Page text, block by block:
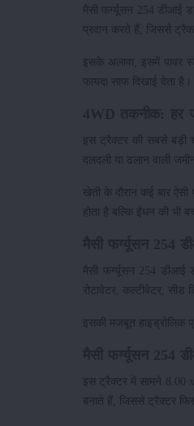
मैसी फर्ग्यूसन 254 डीआई
प्रदान करते हैं, जिससे
इसके अलावा, इसमें पावर
फायदा साफ दिखाई देता
4WD तकनीक: हर
इस ट्रैक्टर की सबसे बड़ी
दलदली या ढलान वाली
खेती के दौरान कई बार
होता है बल्कि ईंधन की भी
मैसी फर्ग्यूसन 254
मैसी फर्ग्यूसन 254 डीआई
रोटावेटर, कल्टीवेटर,
इसकी मजबूत हाइड्रोलिक
मैसी फर्ग्यूसन 254
इस ट्रैक्टर में सामने 8.00
बनाते हैं, जिससे ट्रैक्टर